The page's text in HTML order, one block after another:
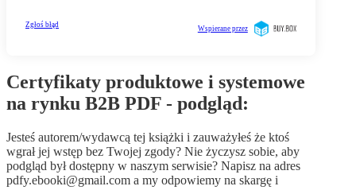
Certyfikaty produktowe i systemowe
na rynku B2B PDF - podgląd:
Jesteś autorem/wydawcą tej książki i zauważyłeś że ktoś
wgrał jej wstęp bez Twojej zgody? Nie życzysz sobie, aby
podgląd był dostępny w naszym serwisie? Napisz na adres
pdfy.ebooki@gmail.com a my odpowiemy na skargę i